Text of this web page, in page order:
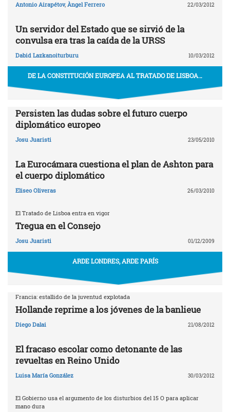
Antonio Airapétov, Àngel Ferrero 22/03/2012
Un servidor del Estado que se sirvió de la
convulsa era tras la caída de la URSS
Dabid Lazkanoiturburu 10/03/2012
DE LA CONSTITUCIÓN EUROPEA AL TRATADO DE LISBOA…
Persisten las dudas sobre el futuro cuerpo
diplomático europeo
Josu Juaristi 23/05/2010
La Eurocámara cuestiona el plan de Ashton para
el cuerpo diplomático
Eliseo Oliveras 26/03/2010
El Tratado de Lisboa entra en vigor
Tregua en el Consejo
Josu Juaristi 01/12/2009
ARDE LONDRES, ARDE PARÍS
Francia: estallido de la juventud explotada
Hollande reprime a los jóvenes de la banlieue
Diego Dalai 21/08/2012
El fracaso escolar como detonante de las
revueltas en Reino Unido
Luisa María González 30/03/2012
El Gobierno usa el argumento de los disturbios del 15 O para aplicar
mano dura